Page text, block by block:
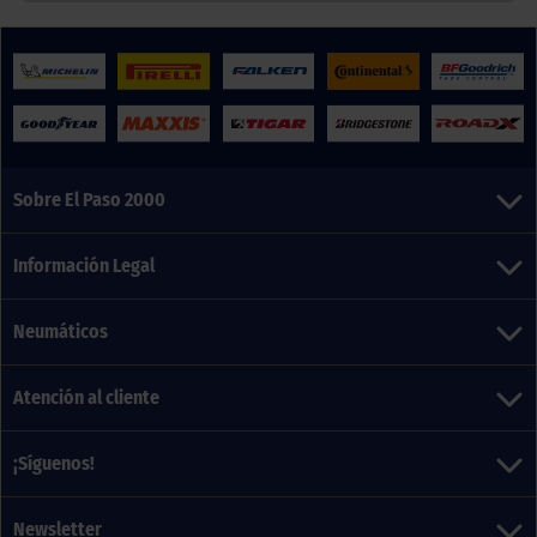
Sobre El Paso 2000
Información Legal
Neumáticos
Atención al cliente
¡Síguenos!
Newsletter